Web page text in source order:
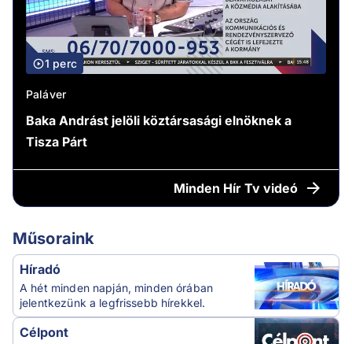
1 perc
Paláver
Baka Andrást jelöli köztársasági elnöknek a
Tisza Párt
Minden Hír Tv videó
Műsoraink
Híradó
A hét minden napján, minden órában
jelentkezünk a legfrissebb hírekkel.
Célpont